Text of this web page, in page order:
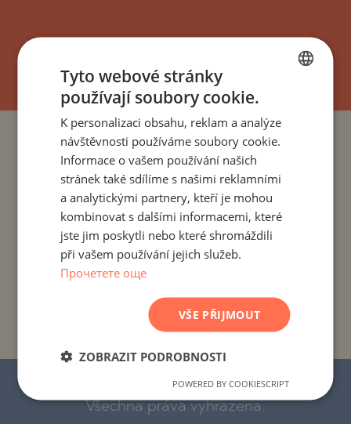
PROJEKTY A NEMOVITOSTI PODLE ZEMÍ
PROJEKTY A NEMOVITOSTI PODLE OBYTNÉHO MÍSTA
PROJEKTY A NEMOVITOSTI PODLE TYPU NEMOVITOSTI
PROJEKTY A NEMOVITOSTI PODLE REGIONU
PROJEKTY A NEMOVITOSTI PODLE NÁZVU
© 2016–2025 „Stonehard Marketing“ s.r.o.
Všechna práva vyhrazena.
BULGARIAN
ENGLISH
GERMAN
FRENCH
POLISH
CZECH
Tyto webové stránky
používají soubory cookie.
K personalizaci obsahu, reklam a analýze
návštěvnosti používáme soubory cookie.
Informace o vašem používání našich
stránek také sdílíme s našimi reklamními
a analytickými partnery, kteří je mohou
kombinovat s dalšími informacemi, které
jste jim poskytli nebo které shromáždili
při vašem používání jejich služeb.
Прочетете още
VŠE PŘIJMOUT
ZOBRAZIT PODROBNOSTI
POWERED BY COOKIESCRIPT